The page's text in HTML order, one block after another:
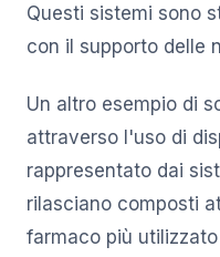
Questi sistemi sono
con il supporto delle
Un altro esempio di
attraverso l'uso di
rappresentato dai
rilasciano composti
farmaco più